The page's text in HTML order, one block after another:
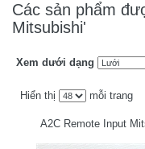
Các sản phẩm
Mitsubishi'
Xem dưới dạng
Hiển thị mỗi trang
A2C Remote Input